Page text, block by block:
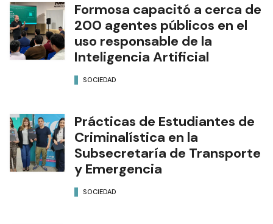
Formosa capacitó a cerca de
200 agentes públicos en el
uso responsable de la
Inteligencia Artificial
SOCIEDAD
Prácticas de Estudiantes de
Criminalística en la
Subsecretaría de Transporte
y Emergencia
SOCIEDAD